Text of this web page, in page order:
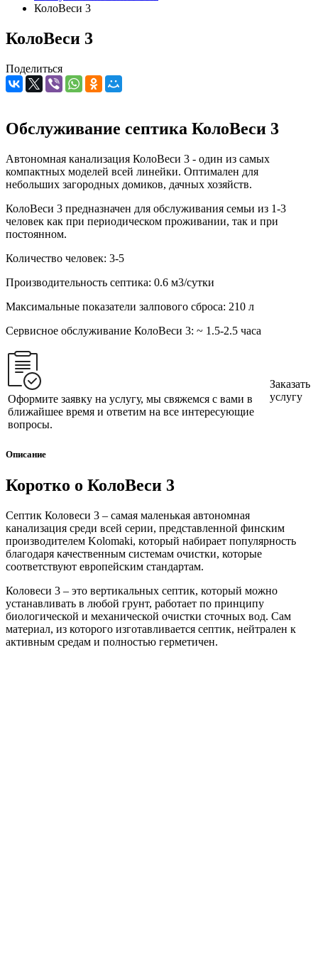
КолоВеси 3
КолоВеси 3
Поделиться
Обслуживание септика КолоВеси 3
Автономная канализация КолоВеси 3 - один из самых
компактных моделей всей линейки. Оптимален для
небольших загородных домиков, дачных хозяйств.
КолоВеси 3 предназначен для обслуживания семьи из 1-3
человек как при периодическом проживании, так и при
постоянном.
Количество человек: 3-5
Производительность септика: 0.6 м3/сутки
Максимальные показатели залпового сброса: 210 л
Сервисное обслуживание КолоВеси 3: ~ 1.5-2.5 часа
Оформите заявку на услугу, мы свяжемся с вами в
ближайшее время и ответим на все интересующие
вопросы.
Заказать
услугу
Описание
Коротко о КолоВеси 3
Септик Коловеси 3 – самая маленькая автономная
канализация среди всей серии, представленной финским
производителем Kolomaki, который набирает популярность
благодаря качественным системам очистки, которые
соответствуют европейским стандартам.
Коловеси 3 – это вертикальных септик, который можно
устанавливать в любой грунт, работает по принципу
биологической и механической очистки сточных вод. Сам
материал, из которого изготавливается септик, нейтрален к
активным средам и полностью герметичен.